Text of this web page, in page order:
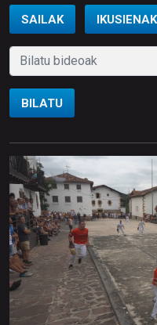
SAILAK IKUSIENAK
BILATU